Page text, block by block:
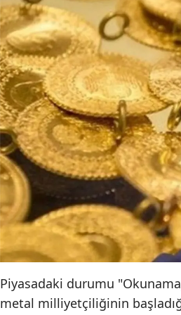
Piyasadaki durumu
metal milliyetçiliğinin